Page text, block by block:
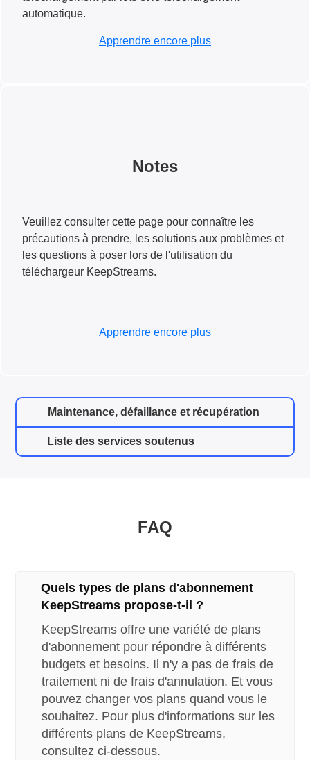
automatique.
Apprendre encore plus
Notes
Veuillez consulter cette page pour connaître les
précautions à prendre, les solutions aux problèmes et
les questions à poser lors de l'utilisation du
téléchargeur KeepStreams.
Apprendre encore plus
Maintenance, défaillance et récupération
Liste des services soutenus
FAQ
Quels types de plans d'abonnement
KeepStreams propose-t-il ?
KeepStreams offre une variété de plans
d'abonnement pour répondre à différents
budgets et besoins. Il n'y a pas de frais de
traitement ni de frais d'annulation. Et vous
pouvez changer vos plans quand vous le
souhaitez. Pour plus d'informations sur les
différents plans de KeepStreams,
consultez ci-dessous.